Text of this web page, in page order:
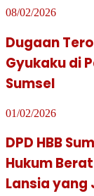
08/02/2026
Dugaan
Gyukaku di
Sumsel
01/02/2026
DPD HBB
Hukum
Lansia yang